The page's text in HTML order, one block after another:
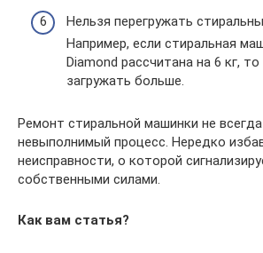
Нельзя перегружать
Например, если стиральная
Diamond рассчитана на 6 кг,
загружать больше.
Ремонт стиральной машинки не
невыполнимый процесс. Нередко
неисправности, о которой
собственными силами.
Как вам статья?